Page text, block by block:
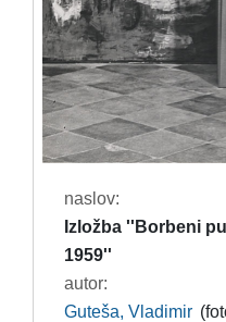
naslov:
Izložba ''Borbeni
1959''
autor:
Guteša, Vladimir